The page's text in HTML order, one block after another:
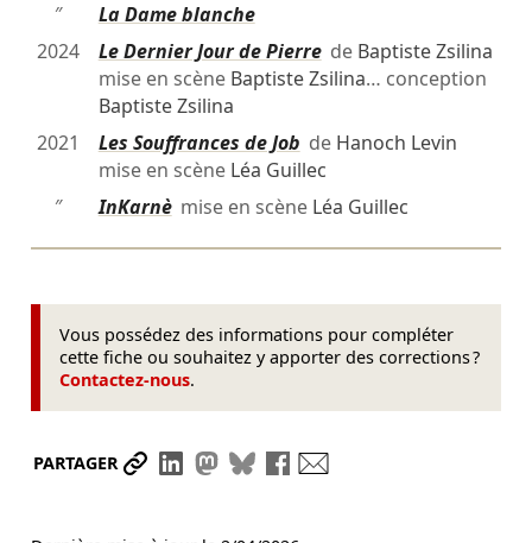
″
La Dame blanche
2024
Le Dernier Jour de Pierrede Baptiste Zsilina
mise en scène Baptiste Zsilina… conception
Baptiste Zsilina
2021
Les Souffrances de Job de Hanoch Levin
mise en scène Léa Guillec
″
InKarnèmise en scène Léa Guillec
Vous possédez des informations pour compléter
cette fiche ou souhaitez y apporter des corrections ?
Contactez-nous.
PARTAGER Partager le lien
Partager sur LinkedIn
Partager sur Mastodon
Partager sur Bluesky
Partager sur Facebook